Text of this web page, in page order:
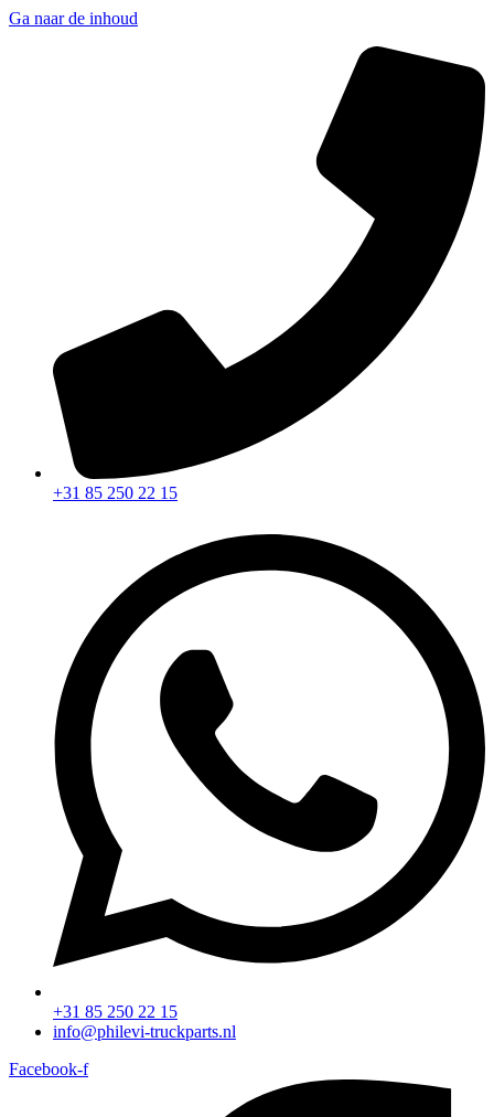
Ga naar de inhoud
+31 85 250 22 15
+31 85 250 22 15
info@philevi-truckparts.nl
Facebook-f